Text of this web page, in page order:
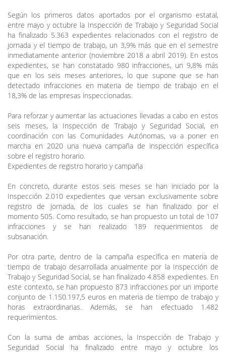
Según los primeros datos aportados por el organismo estatal,
entre mayo y octubre la Inspección de Trabajo y Seguridad Social
ha finalizado 5.363 expedientes relacionados con el registro de
jornada y el tiempo de trabajo, un 3,9% más que en el semestre
inmediatamente anterior (noviembre 2018 a abril 2019). En estos
expedientes, se han constatado 980 infracciones, un 9,8% más
que en los seis meses anteriores, lo que supone que se han
detectado infracciones en materia de tiempo de trabajo en el
18,3% de las empresas inspeccionadas.
Para reforzar y aumentar las actuaciones llevadas a cabo en estos
seis meses, la Inspección de Trabajo y Seguridad Social, en
coordinación con las Comunidades Autónomas, va a poner en
marcha en 2020 una nueva campaña de inspección específica
sobre el registro horario.
Expedientes de registro horario y campaña
En concreto, durante estos seis meses se han iniciado por la
Inspección 2.010 expedientes que versan exclusivamente sobre
registro de jornada, de los cuales se han finalizado por el
momento 505. Como resultado, se han propuesto un total de 107
infracciones y se han realizado 189 requerimientos de
subsanación.
Por otra parte, dentro de la campaña específica en materia de
tiempo de trabajo desarrollada anualmente por la Inspección de
Trabajo y Seguridad Social, se han finalizado 4.858 expedientes. En
este contexto, se han propuesto 873 infracciones por un importe
conjunto de 1.150.197,5 euros en materia de tiempo de trabajo y
horas extraordinarias. Además, se han efectuado 1.482
requerimientos.
Con la suma de ambas acciones, la Inspección de Trabajo y
Seguridad Social ha finalizado entre mayo y octubre los